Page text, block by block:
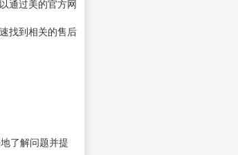
通过美的官方网
找到相关的售后
了解问题并提